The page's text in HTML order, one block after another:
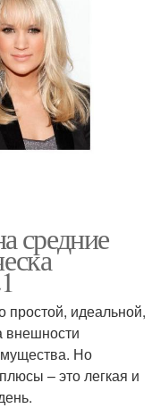
средние
простой, идеальной,
внешности
Но
– это легкая и